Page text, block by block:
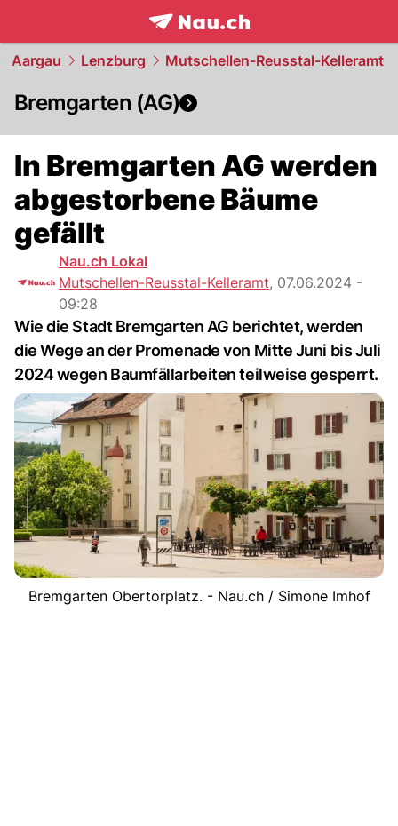
frontpage.NAU.ch
Aargau Lenzburg Mutschellen-Reusstal-Kelleramt
Bremgarten (AG)
In Bremgarten AG werden
abgestorbene Bäume
gefällt
Nau.ch Lokal
Mutschellen-Reusstal-Kelleramt, 07.06.2024 -
09:28
Wie die Stadt Bremgarten AG berichtet, werden
die Wege an der Promenade von Mitte Juni bis Juli
2024 wegen Baumfällarbeiten teilweise gesperrt.
Bremgarten Obertorplatz. - Nau.ch / Simone Imhof